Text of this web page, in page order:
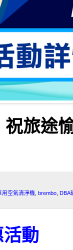
祝旅途
用空氣清淨機 brembo
DBA
動